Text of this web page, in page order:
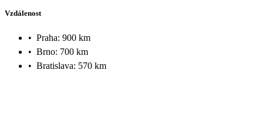
Vzdálenost
• Praha: 900 km
• Brno: 700 km
• Bratislava: 570 km